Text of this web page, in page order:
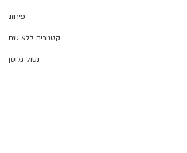
פירות
קטגוריה ללא שם
נטול גלוטן